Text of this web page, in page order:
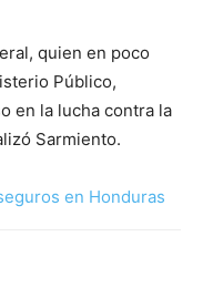
quien en poco
Público,
en la lucha contra la
Sarmiento.
en Honduras